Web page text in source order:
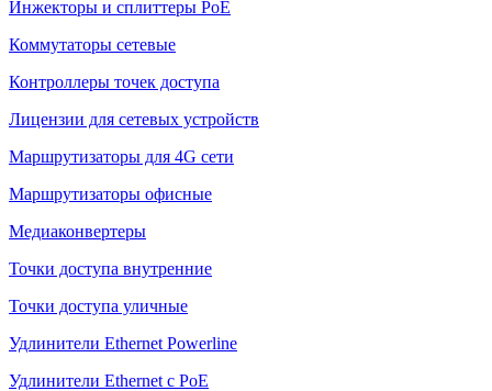
Инжекторы и сплиттеры РоЕ
Коммутаторы сетевые
Контроллеры точек доступа
Лицензии для сетевых устройств
Маршрутизаторы для 4G сети
Маршрутизаторы офисные
Медиаконвертеры
Точки доступа внутренние
Точки доступа уличные
Удлинители Ethernet Powerline
Удлинители Ethernet с PoE